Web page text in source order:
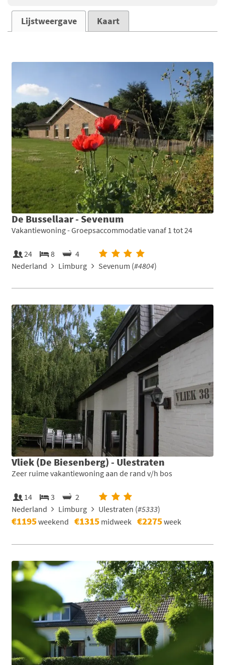
Lijstweergave Kaart
De Bussellaar - Sevenum
Vakantiewoning - Groepsaccommodatie vanaf 1 tot 24
24 8
4
Nederland
Limburg Sevenum (#4804)
Vliek (De Biesenberg) - Ulestraten
Zeer ruime vakantiewoning aan de rand v/h bos
14 3
2
Nederland
Limburg Ulestraten (#5333)
€1195weekend €1315 midweek €2275week